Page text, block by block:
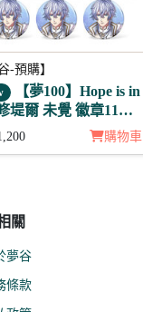
-預購】
【夢100】Hope is in
堤爾 未覺 徽章11入
購物車
關
夢谷
條款